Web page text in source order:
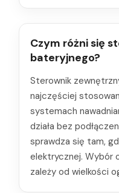
Czym różni się
bateryjnego?
Sterownik
najczęściej
systemach
działa bez
sprawdza się tam,
elektrycznej. Wybór
zależy od wielkości